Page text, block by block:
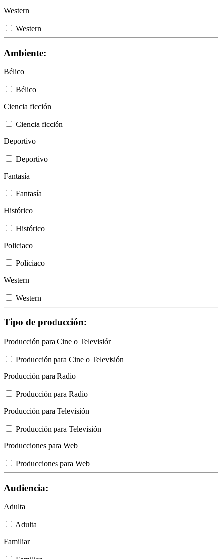
Western
Western
Ambiente:
Bélico
Bélico
Ciencia ficción
Ciencia ficción
Deportivo
Deportivo
Fantasía
Fantasía
Histórico
Histórico
Policiaco
Policiaco
Western
Western
Tipo de producción:
Producción para Cine o Televisión
Producción para Cine o Televisión
Producción para Radio
Producción para Radio
Producción para Televisión
Producción para Televisión
Producciones para Web
Producciones para Web
Audiencia:
Adulta
Adulta
Familiar